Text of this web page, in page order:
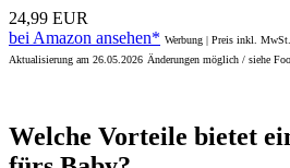
24,99 EUR
bei Amazon ansehen* Werbung | Preis inkl.
Aktualisierung am 26.05.2026 Änderungen möglich / siehe
Welche Vorteile bietet